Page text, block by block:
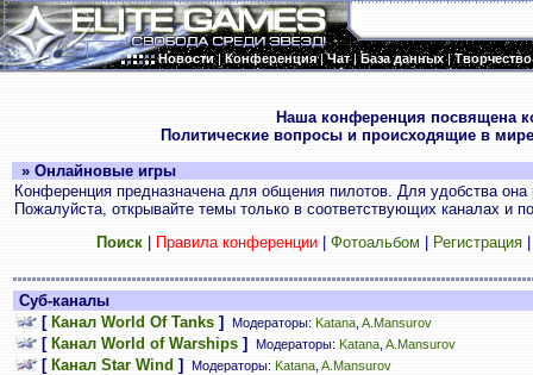
Новости|Конференция|Чат|База данных|Творчество
Наша конференция посвящена
Политические вопросы и происходящие в
» Онлайновые игры
Конференция предназначена для общения пилотов. Для удобства
Пожалуйста, открывайте темы только в соответствующих каналах и
Поиск| Правила конференции| Фотоальбом Регистрация
Суб-каналы
[ Канал World Of Tanks ] Модераторы: Katana A.Mansurov
[ Канал World of Warships ] Модераторы: Katana A.Mansurov
[ Канал Star Wind ] Модераторы: Katana A.Mansurov